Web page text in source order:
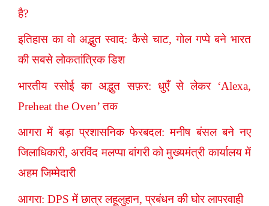
है?
इतिहास का वो अद्भुत स्वाद: कैसे चाट, गोल गप्पे बने भारत
की सबसे लोकतांत्रिक डिश
भारतीय रसोई का अद्भुत सफ़र: धुएँ से लेकर ‘Alexa,
Preheat the Oven’ तक
आगरा में बड़ा प्रशासनिक फेरबदल: मनीष बंसल बने नए
जिलाधिकारी, अरविंद मलप्पा बांगरी को मुख्यमंत्री कार्यालय में
अहम जिम्मेदारी
आगरा: DPS में छात्र लहूलुहान, प्रबंधन की घोर लापरवाही